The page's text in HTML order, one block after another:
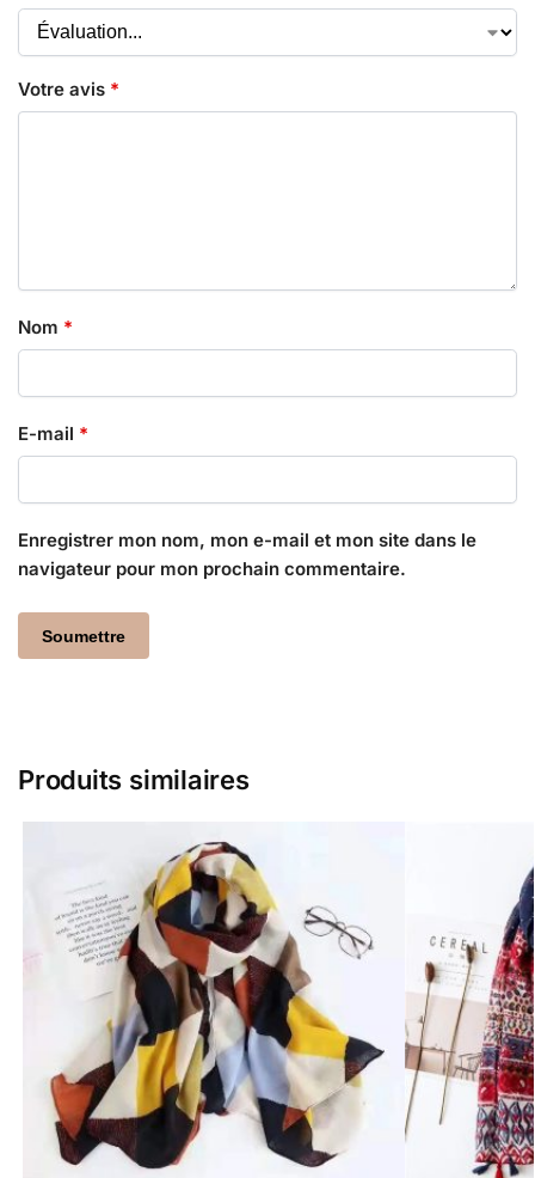
Votre avis *
Nom *
E-mail *
Enregistrer mon nom, mon e-mail et mon site dans le
navigateur pour mon prochain commentaire.
Produits similaires